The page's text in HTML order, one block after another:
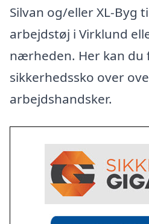
Silvan og/eller XL-Byg
arbejdstøj i Virklund
nærheden. Her kan du
sikkerhedssko over
arbejdshandsker.